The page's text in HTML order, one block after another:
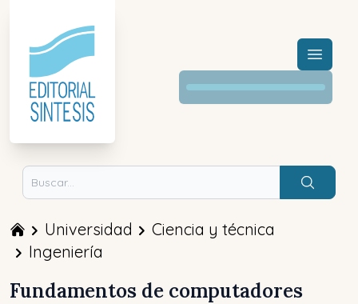
Menú
Buscar
Universidad
Ciencia y técnica
Ingeniería
Fundamentos de computadores